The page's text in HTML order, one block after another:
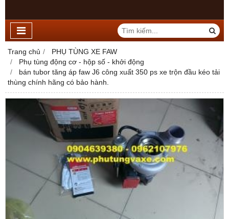
Trang chủ
PHỤ TÙNG XE FAW
Phụ tùng động cơ - hộp số - khởi động
bán tubor tăng áp faw J6 công xuất 350 ps xe trộn đầu kéo tải
thùng chính hãng có bảo hành.